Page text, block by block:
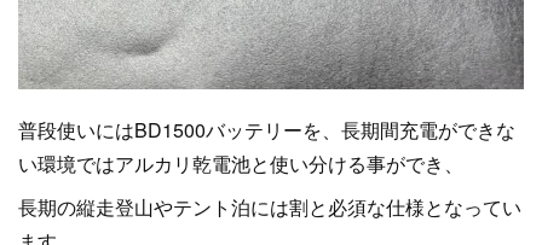
普段使いにはBD1500バッテリーを、長期間充電ができな
い環境ではアルカリ乾電池と使い分ける事ができ、
長期の縦走登山やテント泊には割と必須な仕様となってい